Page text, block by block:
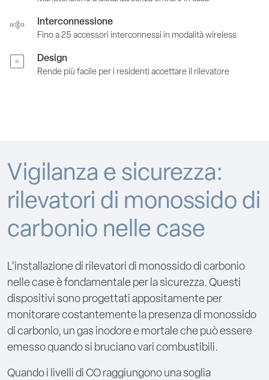
Interconnessione
Fino a 25 accessori interconnessi in modalità wireless
Design
Rende più facile per i residenti accettare il rilevatore
Vigilanza e sicurezza:
rilevatori di monossido di
carbonio nelle case
L’installazione di rilevatori di monossido di carbonio
nelle case è fondamentale per la sicurezza. Questi
dispositivi sono progettati appositamente per
monitorare costantemente la presenza di monossido
di carbonio, un gas inodore e mortale che può essere
emesso quando si bruciano vari combustibili.
Quando i livelli di CO raggiungono una soglia